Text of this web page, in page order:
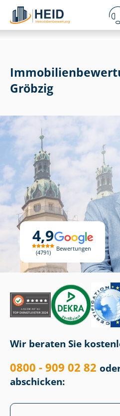
4,9
4791
Bewertungen
Gröbzig
Wir beraten Sie
0800 - 909 02 82
abschicken: